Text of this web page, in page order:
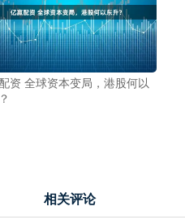
资 全球资本变局，港股何以
相关评论